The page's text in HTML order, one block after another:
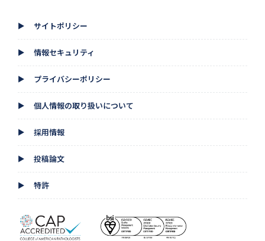
▲ サイトポリシー
▲ 情報セキュリティ
▲ プライバシーポリシー
▲ 個人情報の取り扱いについて
▲ 採用情報
▲ 投稿論文
▲ 特許